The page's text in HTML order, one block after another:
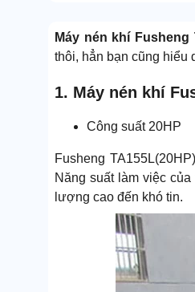
Máy nén khí Fusheng
thôi, hẳn bạn cũng hiểu
1. Máy nén khí
Công suất 20HP
Fusheng
Năng suất làm việc
lượng cao đến khó tin.